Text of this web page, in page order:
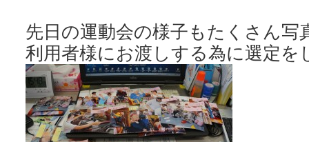
先日の運動会の様子もたくさん写